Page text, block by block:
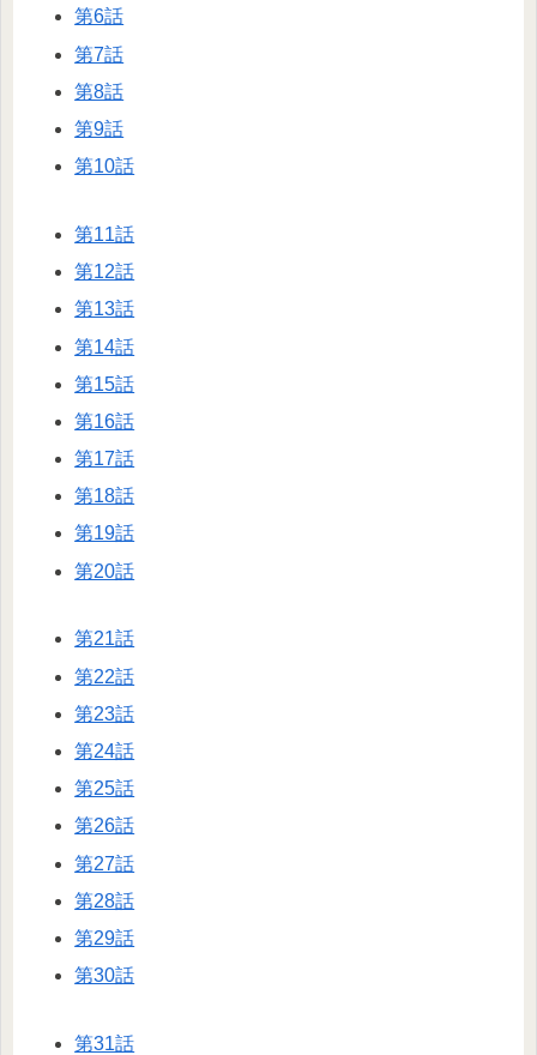
第6話
第7話
第8話
第9話
第10話
第11話
第12話
第13話
第14話
第15話
第16話
第17話
第18話
第19話
第20話
第21話
第22話
第23話
第24話
第25話
第26話
第27話
第28話
第29話
第30話
第31話